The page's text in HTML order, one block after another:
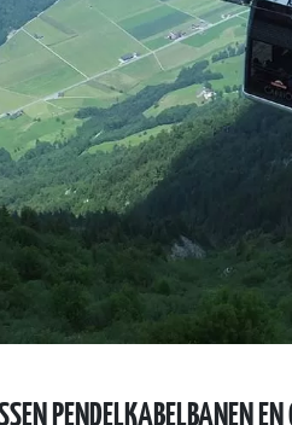
PENDELKABELBANEN